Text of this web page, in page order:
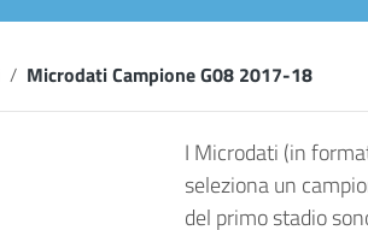
/ Microdati Campione G08 2017-18
I Microdati (in
seleziona un
del primo stadio